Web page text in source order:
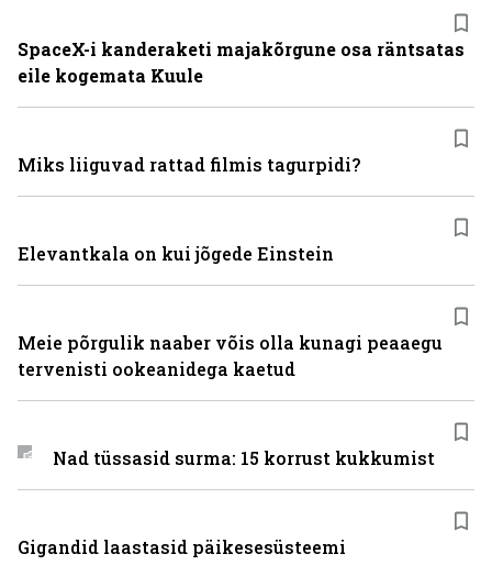
SpaceX-i kanderaketi majakõrgune osa räntsatas
eile kogemata Kuule
Miks liiguvad rattad filmis tagurpidi?
Elevantkala on kui jõgede Einstein
Meie põrgulik naaber võis olla kunagi peaaegu
tervenisti ookeanidega kaetud
Nad tüssasid surma: 15 korrust kukkumist
Gigandid laastasid päikesesüsteemi